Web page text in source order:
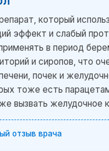
который
эффект и слабый
в период
и сиропов, что
почек и
тоже есть
вызвать желудочное
отзыв врача